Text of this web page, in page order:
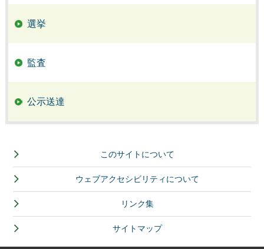
選挙
監査
公示送達
このサイトについて
ウェブアクセシビリティについて
リンク集
サイトマップ